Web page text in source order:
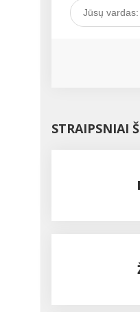
STRAIPSNIAI